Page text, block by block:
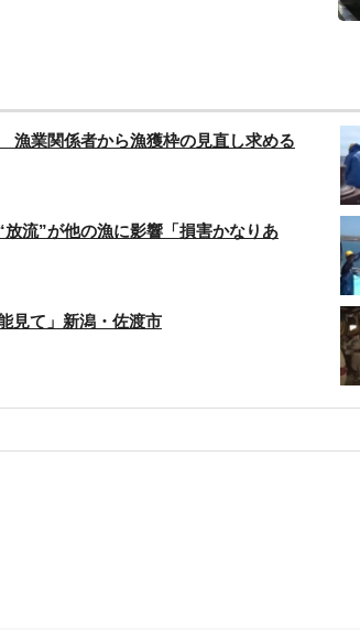
漁業関係者から漁獲枠の見直し求める
流”が他の漁に影響「損害かなりあ
見て」新潟・佐渡市